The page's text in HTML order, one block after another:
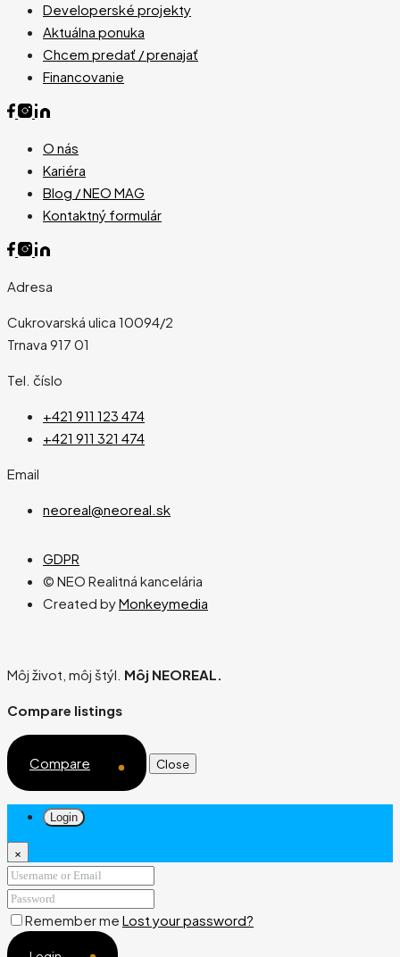
Developerské projekty
Aktuálna ponuka
Chcem predať / prenajať
Financovanie
O nás
Kariéra
Blog / NEO MAG
Kontaktný formulár
Adresa
Cukrovarská ulica 10094/2
Trnava 917 01
Tel. číslo
+421 911 123 474
+421 911 321 474
Email
neoreal@neoreal.sk
GDPR
© NEO Realitná kancelária
Created byMonkeymedia
Môj život, môj štýl. Môj NEOREAL.
Compare listings
Compare Close
Login
×
Remember me Lost your password?